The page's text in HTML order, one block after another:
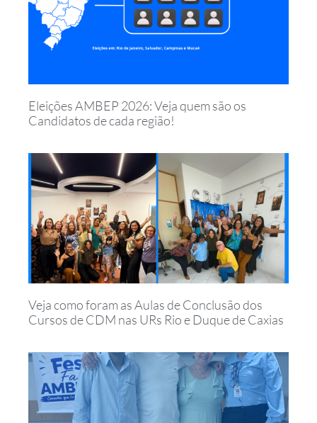
Eleições AMBEP 2026: Veja quem são os
Candidatos de cada região!
Veja como foram as Aulas de Conclusão dos
Cursos de CDM nas URs Rio e Duque de Caxias